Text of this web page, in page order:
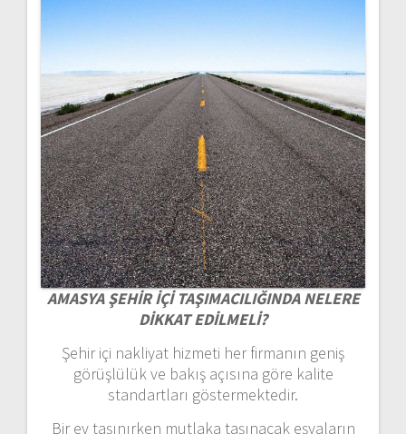
AMASYA ŞEHİR İÇİ TAŞIMACILIĞINDA NELERE
DİKKAT EDİLMELİ?
Şehir içi nakliyat hizmeti her firmanın geniş
görüşlülük ve bakış açısına göre kalite
standartları göstermektedir.
Bir ev taşınırken mutlaka taşınacak eşyaların